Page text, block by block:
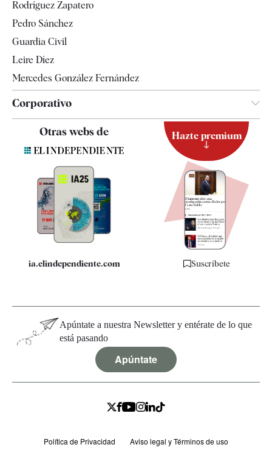
Televisión
Rodríguez Zapatero
Pedro Sánchez
Guardia Civil
Leire Díez
Mercedes González Fernández
Corporativo
Contacto
Quiénes somos
Especificaciones
Otras webs de
ia.elindependiente.com
Hazte premium
Suscríbete
Apúntate a nuestra Newsletter y entérate de lo que
está pasando
Apúntate
Política de Privacidad
Aviso legal y Términos de uso